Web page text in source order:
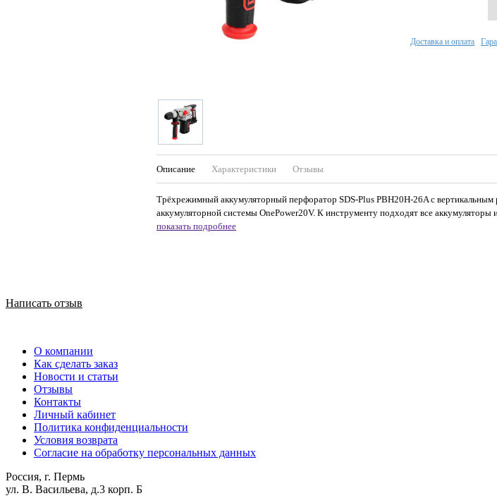
Описание Характеристики Отзывы
Трёхрежимный аккумуляторный перфоратор SDS-Plus PBH20H-26A с вертикальным
аккумуляторной системы OnePower20V. К инструменту подходят все аккумуляторы и
показать подробнее
Доставка и оплата
Написать отзыв
О компании
Как сделать заказ
Новости и статьи
Отзывы
Контакты
Личный кабинет
Политика конфиденциальности
Условия возврата
Согласие на обработку персональных данных
Россия, г. Пермь
ул. В. Васильева, д.3 корп. Б